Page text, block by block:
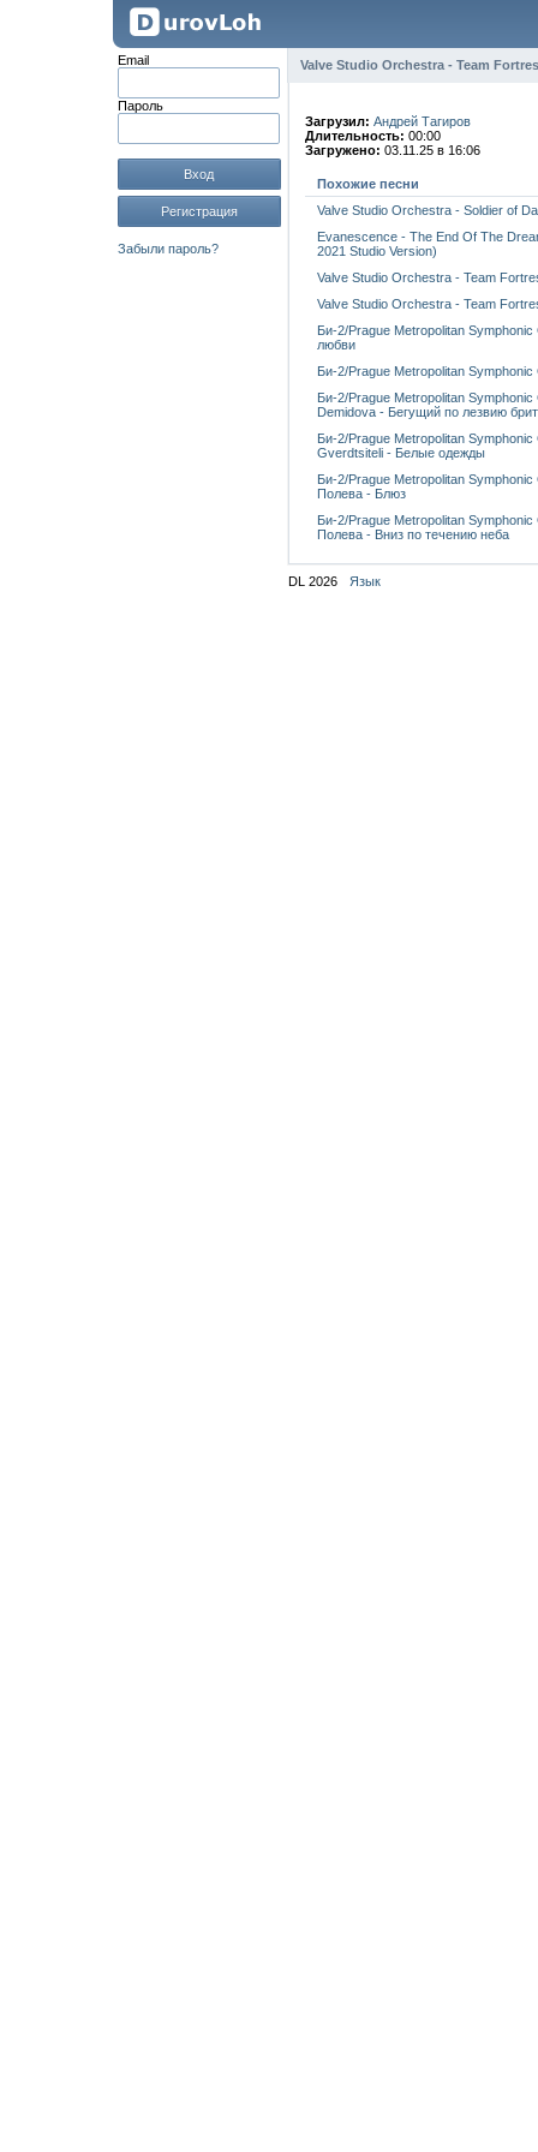
Email
Пароль
Вход
Регистрация
Забыли пароль?
Valve Studio Orchestra - Team
Загрузил: Андрей Тагиров
Длительность: 00:00
Загружено: 03.11.25 в 16:06
Похожие песни
Valve Studio Orchestra - Soldier of
Evanescence - The End Of The
2021 Studio Version)
Valve Studio Orchestra - Team
Valve Studio Orchestra - Team
Би-2/Prague Metropolitan
любви
Би-2/Prague Metropolitan
Би-2/Prague Metropolitan
Demidova - Бегущий по лезвию
Би-2/Prague Metropolitan
Gverdtsiteli - Белые одежды
Би-2/Prague Metropolitan
Полева - Блюз
Би-2/Prague Metropolitan
Полева - Вниз по течению неба
DL 2026 Язык